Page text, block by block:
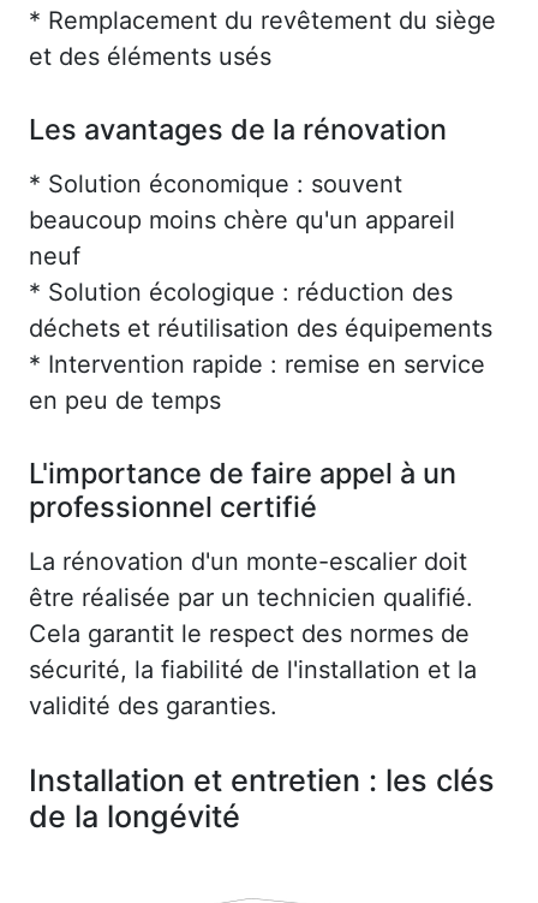
* Remplacement du revêtement du siège
et des éléments usés
Les avantages de la rénovation
* Solution économique : souvent
beaucoup moins chère qu'un appareil
neuf
* Solution écologique : réduction des
déchets et réutilisation des équipements
* Intervention rapide : remise en service
en peu de temps
L'importance de faire appel à un
professionnel certifié
La rénovation d'un monte-escalier doit
être réalisée par un technicien qualifié.
Cela garantit le respect des normes de
sécurité, la fiabilité de l'installation et la
validité des garanties.
Installation et entretien : les clés
de la longévité